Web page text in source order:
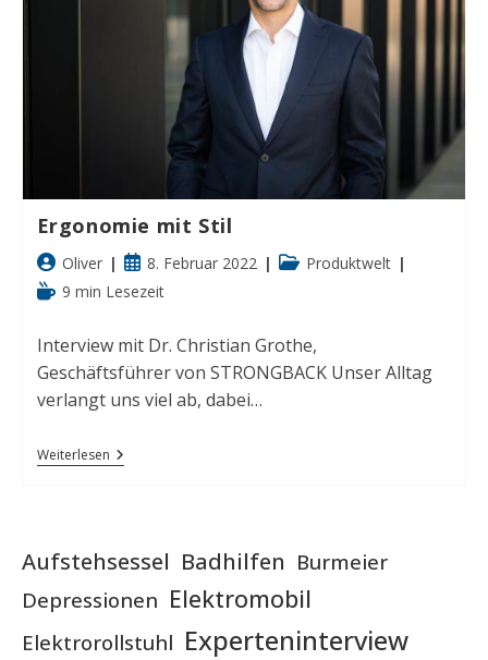
Ergonomie mit Stil
Beitrags-
Autor:
Oliver
Beitrag
veröffentlicht:
8. Februar 2022
Beitrags-
Produktwelt
Lesedauer:
9 min Lesezeit
Interview mit Dr. Christian Grothe,
Geschäftsführer von STRONGBACK Unser Alltag
verlangt uns viel ab, dabei…
WeiterlesenErgonomie
Mit
Aufstehsessel Badhilfen Burmeier
Depressionen Elektromobil
Elektrorollstuhl Experteninterview